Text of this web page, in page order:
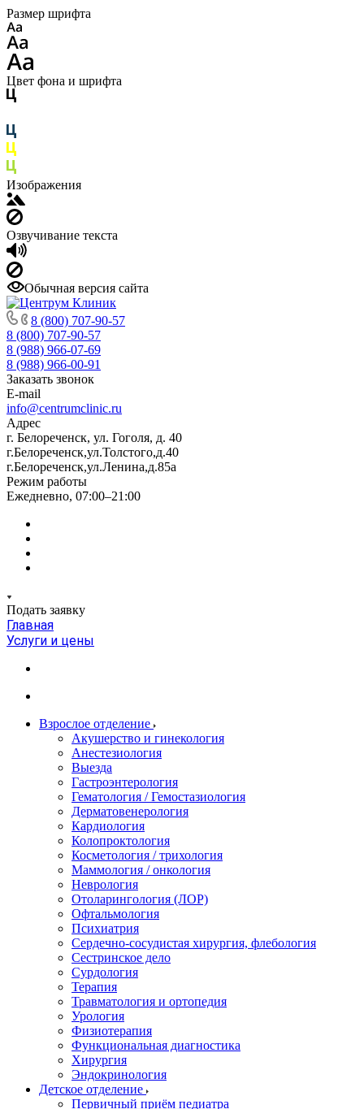
Размер шрифта
Цвет фона и шрифта
Изображения
Озвучивание текста
Обычная версия сайта
8 (800) 707-90-57
8 (800) 707-90-57
8 (988) 966-07-69
8 (988) 966-00-91
Заказать звонок
E-mail
info@centrumclinic.ru
Адрес
г. Белореченск, ул. Гоголя, д. 40
г.Белореченск,ул.Толстого,д.40
г.Белореченск,ул.Ленина,д.85а
Режим работы
Ежедневно, 07:00–21:00
Подать заявку
Главная
Услуги и цены
Взрослое отделение
Акушерство и гинекология
Анестезиология
Выезда
Гастроэнтерология
Гематология / Гемостазиология
Дерматовенерология
Кардиология
Колопроктология
Косметология / трихология
Маммология / онкология
Неврология
Отоларингология (ЛОР)
Офтальмология
Психиатрия
Сердечно-сосудистая хирургия, флебология
Сестринское дело
Сурдология
Терапия
Травматология и ортопедия
Урология
Физиотерапия
Функциональная диагностика
Хирургия
Эндокринология
Детское отделение
Первичный приём педиатра